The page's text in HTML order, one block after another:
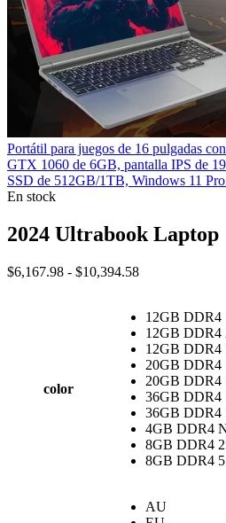
Portátil para juegos de 16 pulgadas
GTX 1060 de 6GB, pantalla IPS de
SSD de 512GB/1TB, Windows 11
En stock
2024 Ultrabook Laptop
$6,167.98 - $10,394.58Rango
desde
$6,167.98
hasta
$10,394.58
color
12GB DDR4
12GB DDR4
12GB DDR4
20GB DDR4
20GB DDR4
36GB DDR4
36GB DDR4
4GB DDR4
8GB DDR4
8GB DDR4
AU